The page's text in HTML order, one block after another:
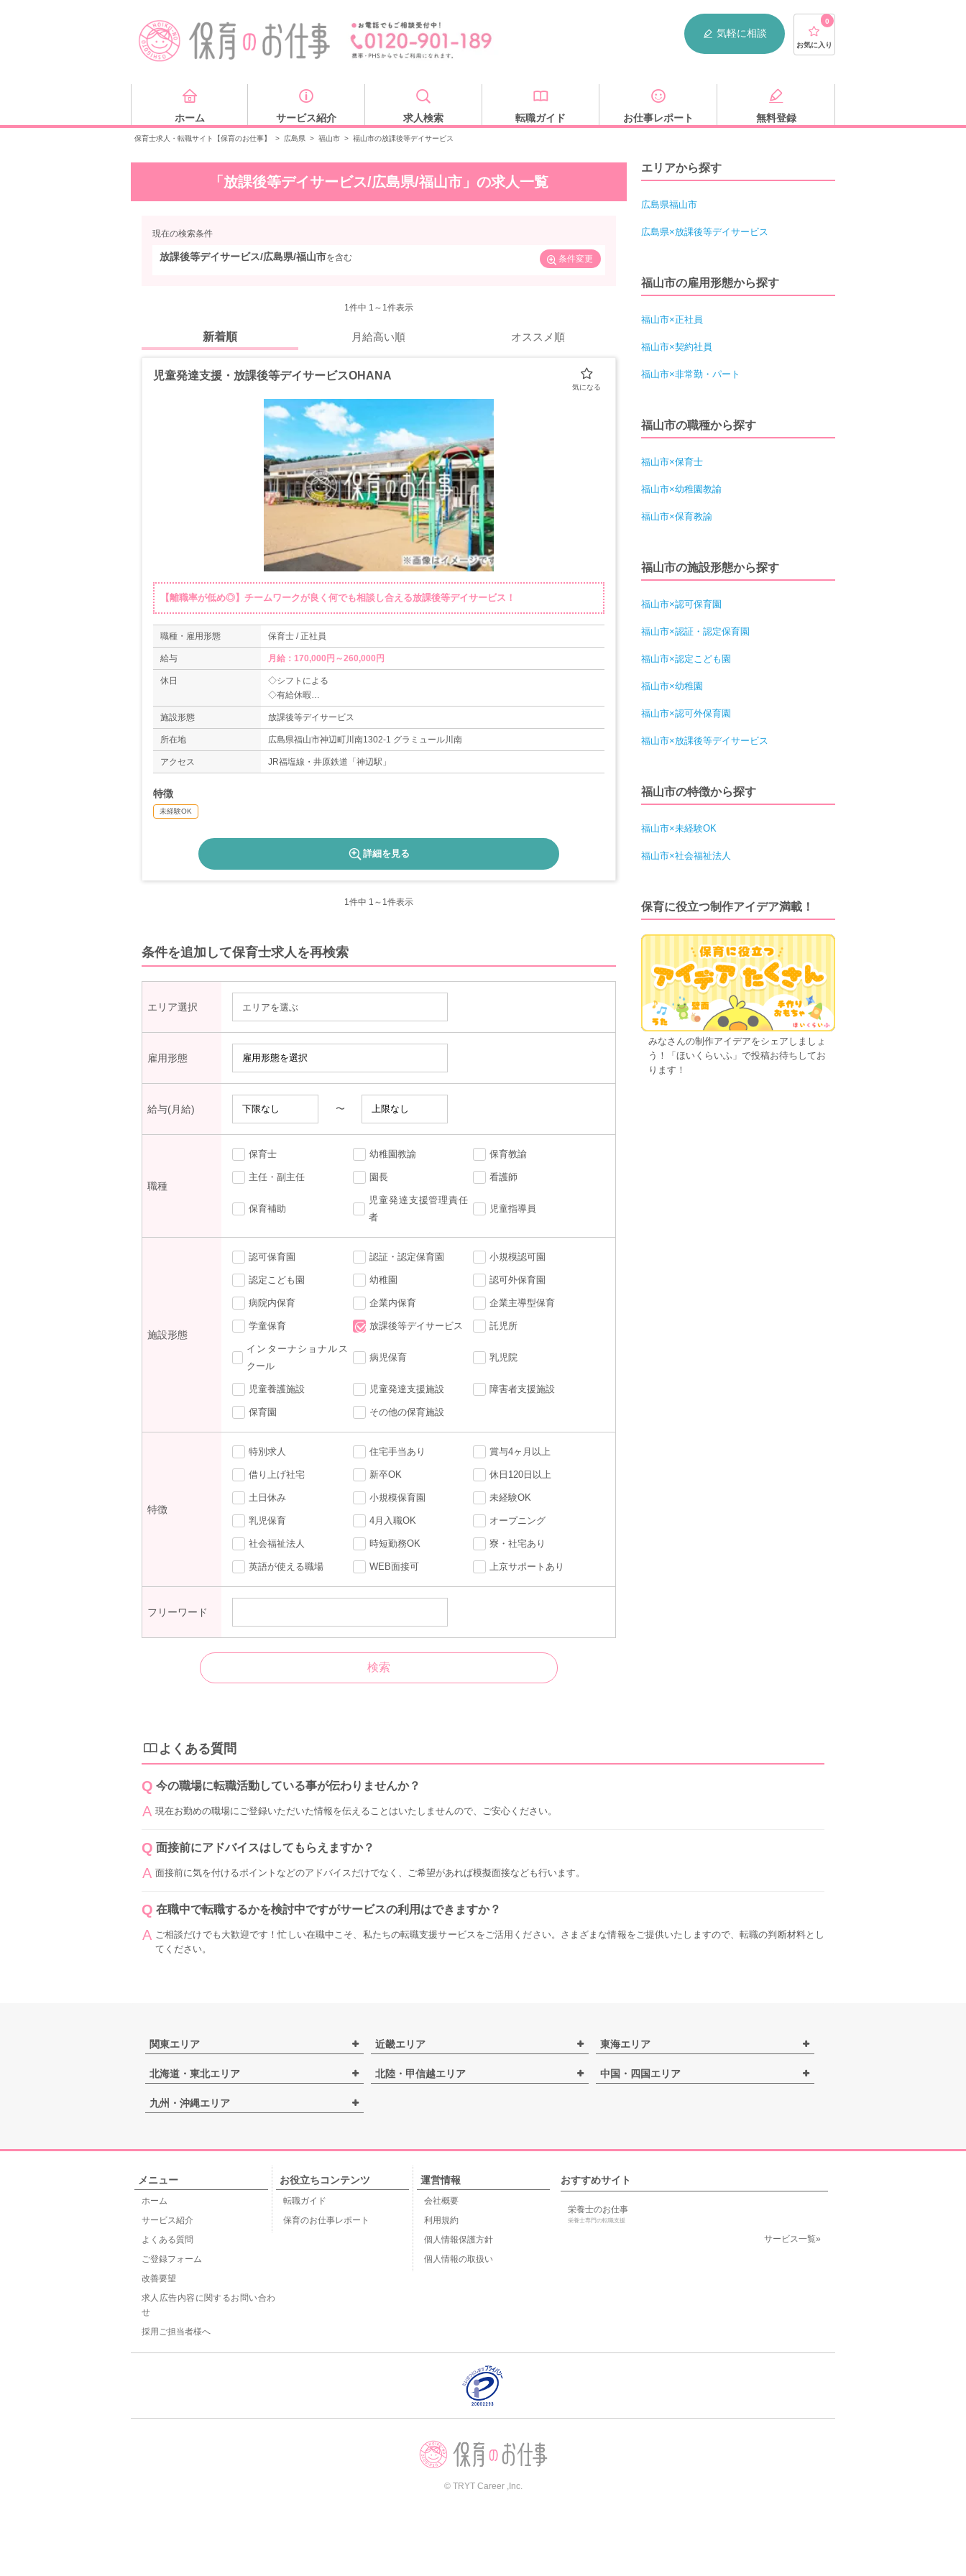
気軽に相談
0
お気に入り
ホーム サービス紹介 求人検索 転職ガイド お仕事レポート 無料登録
保育士求人・転職サイト【保育のお仕事】 > 広島県 > 福山市 > 福山市の放課後等デイサービス
「放課後等デイサービス/広島県/福山市」の求人一覧
現在の検索条件
放課後等デイサービス/広島県/福山市を含む 条件変更
1件中 1～1件表示
新着順 月給高い順 オススメ順
児童発達支援・放課後等デイサービスOHANA
【離職率が低め◎】チームワークが良く何でも相談し合える放課後等デイサービス！
職種・雇用形態 保育士 / 正社員
給与 月給：170,000円～260,000円
休日
◇シフトによる
◇有給休暇
＊年間休日105日
施設形態 放課後等デイサービス
所在地 広島県福山市神辺町川南1302-1 グラミュール川南
アクセス JR福塩線・井原鉄道「神辺駅」
特徴
未経験OK
詳細を見る
1件中 1～1件表示
条件を追加して保育士求人を再検索
エリア選択 エリアを選ぶ
雇用形態
給与(月給) 〜
職種
保育士 幼稚園教諭 保育教諭
主任・副主任 園長 看護師
保育補助
児童発達支援管理責任
者
児童指導員
施設形態
認可保育園 認証・認定保育園 小規模認可園
認定こども園 幼稚園 認可外保育園
病院内保育 企業内保育 企業主導型保育
学童保育 放課後等デイサービス 託児所
インターナショナルス
クール
病児保育 乳児院
児童養護施設 児童発達支援施設 障害者支援施設
保育園 その他の保育施設
特徴
特別求人 住宅手当あり 賞与4ヶ月以上
借り上げ社宅 新卒OK 休日120日以上
土日休み 小規模保育園 未経験OK
乳児保育 4月入職OK オープニング
社会福祉法人 時短勤務OK 寮・社宅あり
英語が使える職場 WEB面接可 上京サポートあり
フリーワード
エリアから探す
広島県福山市
広島県×放課後等デイサービス
福山市の雇用形態から探す
福山市×正社員
福山市×契約社員
福山市×非常勤・パート
福山市の職種から探す
福山市×保育士
福山市×幼稚園教諭
福山市×保育教諭
福山市の施設形態から探す
福山市×認可保育園
福山市×認証・認定保育園
福山市×認定こども園
福山市×幼稚園
福山市×認可外保育園
福山市×放課後等デイサービス
福山市の特徴から探す
福山市×未経験OK
福山市×社会福祉法人
保育に役立つ制作アイデア満載！
みなさんの制作アイデアをシェアしましょ
う！「ほいくらいふ」で投稿お待ちしてお
ります！
よくある質問
今の職場に転職活動している事が伝わりませんか？
現在お勤めの職場にご登録いただいた情報を伝えることはいたしませんので、ご安心ください。
面接前にアドバイスはしてもらえますか？
面接前に気を付けるポイントなどのアドバイスだけでなく、ご希望があれば模擬面接なども行います。
在職中で転職するかを検討中ですがサービスの利用はできますか？
ご相談だけでも大歓迎です！忙しい在職中こそ、私たちの転職支援サービスをご活用ください。さまざまな情報をご提供いたしますので、転職の判断材料とし
てください。
関東エリア 近畿エリア 東海エリア
北海道・東北エリア 北陸・甲信越エリア 中国・四国エリア
九州・沖縄エリア
メニュー
ホーム
サービス紹介
よくある質問
ご登録フォーム
改善要望
求人広告内容に関するお問い合わ
せ
採用ご担当者様へ
お役立ちコンテンツ
転職ガイド
保育のお仕事レポート
運営情報
会社概要
利用規約
個人情報保護方針
個人情報の取扱い
おすすめサイト
栄養士のお仕事
栄養士専門の転職支援
サービス一覧»
© TRYT Career ,Inc.